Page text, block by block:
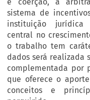
e coerção, a
sistema de
instituição jurídica
central no
o trabalho tem
dados será realizada
complementada por
que oferece o
conceitos e